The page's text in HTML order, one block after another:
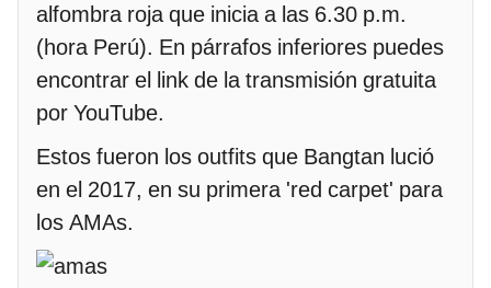
alfombra roja que inicia a las 6.30 p.m.
(hora Perú). En párrafos inferiores puedes
encontrar el link de la transmisión gratuita
por YouTube.
Estos fueron los outfits que Bangtan lució
en el 2017, en su primera 'red carpet' para
los AMAs.